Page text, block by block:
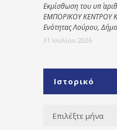
Εκμίσθωση του υπ΄
ΕΜΠΟΡΙΚΟΥ ΚΕΝΤΡΟΥ
Ενότητας Λούρου,
31 Ιουλίου 2026
Ιστορικό
Ιστορικό